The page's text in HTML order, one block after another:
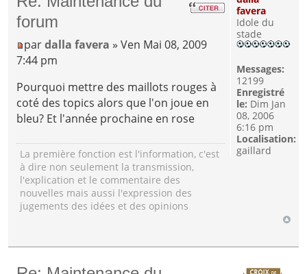
forum
pardalla favera » Ven Mai 08, 2009
7:44 pm
Pourquoi mettre des maillots rouges à
coté des topics alors que l'on joue en
bleu? Et l'année prochaine en rose
La première fonction est l'information, c'est
à dire non seulement la transmission,
l'explication et le commentaire des
nouvelles mais aussi l'expression des
jugements des idées et des opinions
favera
Idole du
stade
Messages:
12199
Enregistré
le: Dim Jan
08, 2006
6:16 pm
Localisation:
gaillard